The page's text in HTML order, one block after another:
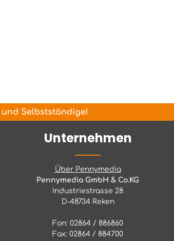
Selbstständige!
Unternehmen
Über Pennymedia
Pennymedia GmbH & Co.KG
Industriestrasse 28
D-48734 Reken
Fon: 02864 / 886860
Fax: 02864 / 884700